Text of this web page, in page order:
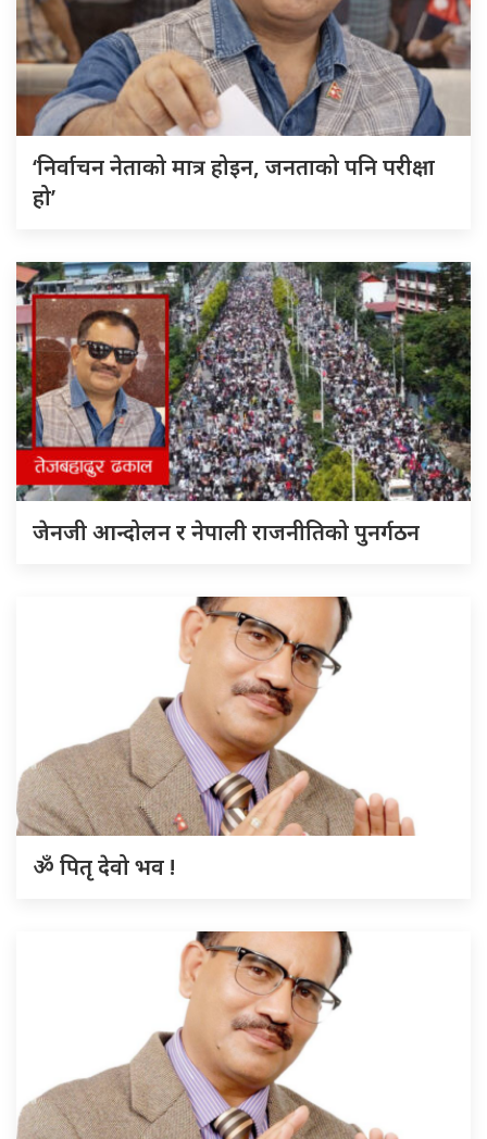
‘निर्वाचन नेताको मात्र होइन, जनताको पनि परीक्षा
हो’
जेनजी आन्दोलन र नेपाली राजनीतिको पुनर्गठन
ॐ पितृ देवो भव !